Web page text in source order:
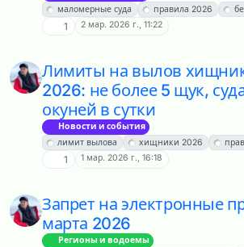
маломерные суда
правила 2026
1 2 мар. 2026 г., 11:22
Лимиты на вылов
2026: не более 5 щук,
окуней в сутки
Новости и события
лимит вылова
хищники 2026
1 1 мар. 2026 г., 16:18
Запрет на электронные
марта 2026
Регионы и водоемы